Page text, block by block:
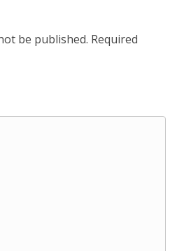
be published. Required